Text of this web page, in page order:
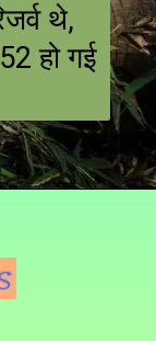
थे,
हो गई